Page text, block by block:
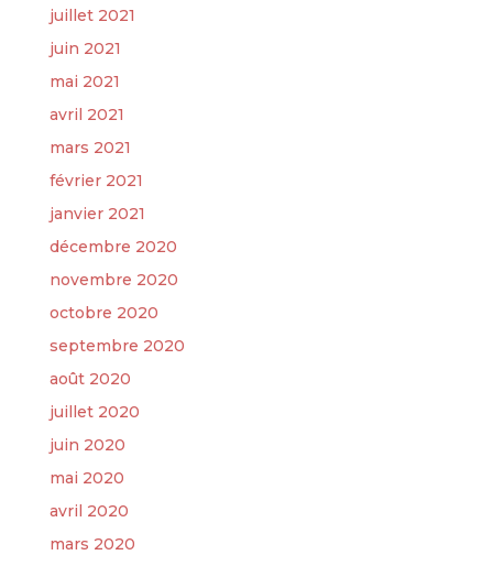
juillet 2021
juin 2021
mai 2021
avril 2021
mars 2021
février 2021
janvier 2021
décembre 2020
novembre 2020
octobre 2020
septembre 2020
août 2020
juillet 2020
juin 2020
mai 2020
avril 2020
mars 2020